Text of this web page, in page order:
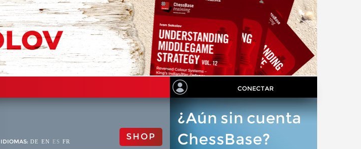
CONECTAR
IDIOMAS: DE EN ES FR SHOP
¿Aún sin cuenta
ChessBase?